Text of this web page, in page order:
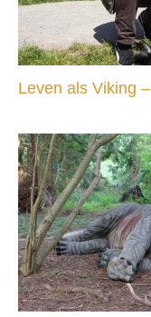
Leven als Viking